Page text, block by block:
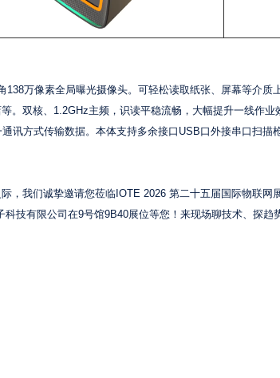
万像素全局曝光摄像头。可轻松读取纸张、屏幕等介质
。双核、1.2GHz主频，识读平稳流畅，大幅提升一线作业
讯方式传输数据。本体支持多余接口USB口外接串口扫描
，我们诚挚邀请您莅临IOTE 2026 第二十五届国际物联网
技有限公司在9号馆9B40展位等您！来现场聊技术、探趋